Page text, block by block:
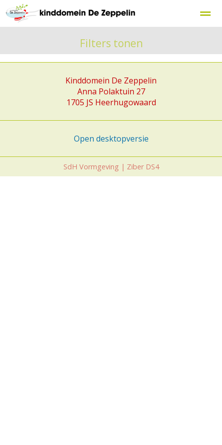
Zoeken Nieuws
Filters tonen
Kinddomein De Zeppelin
Anna Polaktuin 27
1705 JS Heerhugowaard
Open desktopversie
SdH Vormgeving | Ziber DS4